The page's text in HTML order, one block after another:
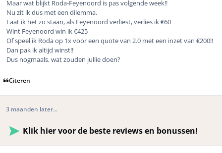
Maar wat blijkt Roda-Feyenoord is pas volgende week!!
Nu zit ik dus met een dilemma.
Laat ik het zo staan, als Feyenoord verliest, verlies ik €60
Wint Feyenoord win ik €425
Of speel ik Roda op 1x voor een quote van 2.0 met een inzet van €200!!
Dan pak ik altijd winst!!
Dus nogmaals, wat zouden jullie doen?
Citeren
3 maanden later...
Klik hier voor de beste reviews en bonussen!